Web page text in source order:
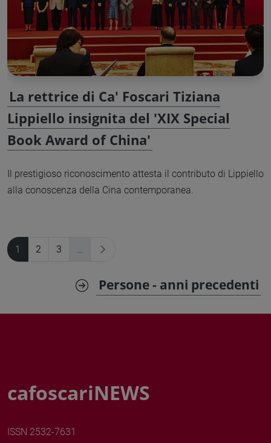
La rettrice di Ca' Foscari Tiziana
Lippiello insignita del 'XIX Special
Book Award of China'
Il prestigioso riconoscimento attesta il contributo di Lippiello
alla conoscenza della Cina contemporanea.
1 2 3 …
Persone - anni precedenti
cafoscariNEWS
ISSN 2532-7631